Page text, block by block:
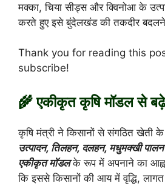
मक्का, चिया सीड्स और क्विनोआ के
करते हुए इसे बुंदेलखंड की तकदीर बदलने
Thank you for reading this
subscribe!
🌾 एकीकृत कृषि मॉडल से
कृषि मंत्री ने किसानों से संगठित खेती
उत्पादन, तिलहन, दलहन, मधुमक्खी
एकीकृत मॉडल के रूप में अपनाने का
कि इससे किसानों की आय में वृद्धि,